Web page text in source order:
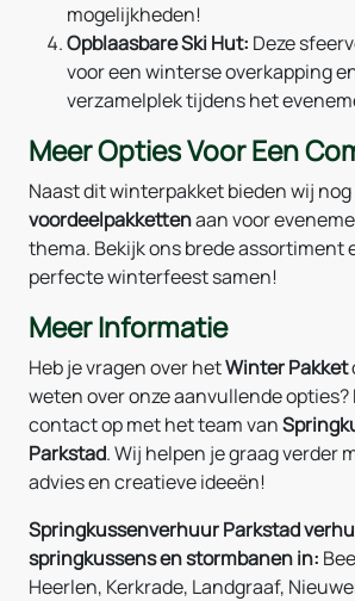
mogelijkheden!
Opblaasbare Ski Hut: Deze
voor een winterse overkapping
verzamelplek tijdens het
Meer Opties Voor Een
Naast dit winterpakket bieden wij
voordeelpakkettenaan voor
thema. Bekijk ons brede assortiment
perfecte winterfeest samen!
Meer Informatie
Heb je vragen over hetWinter Pakket
weten over onze aanvullende
contact op met het team van
Parkstad. Wij helpen je graag verder
advies en creatieve ideeën!
Springkussenverhuur Parkstad
springkussens en stormbanen in:
Heerlen, Kerkrade, Landgraaf,